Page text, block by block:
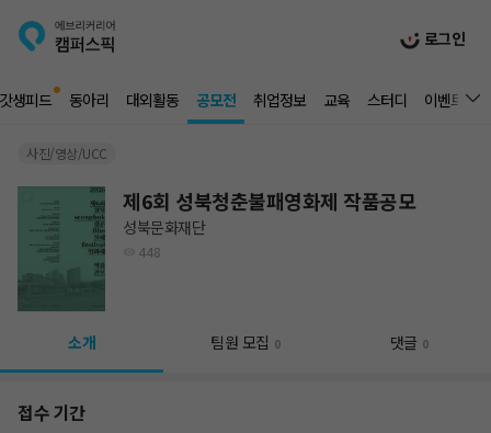
로그인
갓생피드 동아리 대외활동 공모전 취업정보 교육 스터디 이벤트
사진/영상/UCC
제6회 성북청춘불패영화제 작품공모
성북문화재단
448
소개 팀원 모집 0 댓글 0
접수 기간